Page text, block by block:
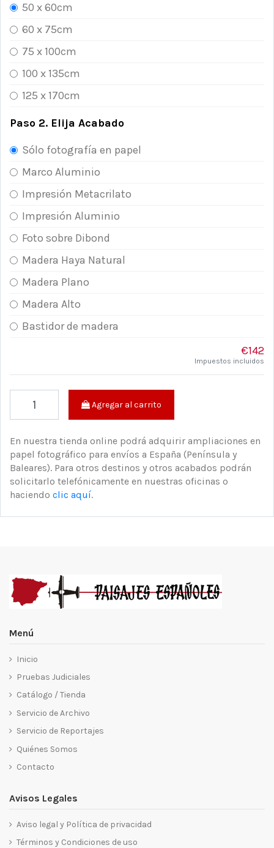
50 x 60cm
60 x 75cm
75 x 100cm
100 x 135cm
125 x 170cm
Paso 2. Elija Acabado
Sólo fotografía en papel
Marco Aluminio
Impresión Metacrilato
Impresión Aluminio
Foto sobre Dibond
Madera Haya Natural
Madera Plano
Madera Alto
Bastidor de madera
€142
Impuestos incluidos
Agregar al carrito
En nuestra tienda online podrá adquirir ampliaciones en
papel fotográfico para envíos a España (Península y
Baleares). Para otros destinos y otros acabados podrán
solicitarlo telefónicamente en nuestras oficinas o
haciendo clic aquí.
Menú
Inicio
Pruebas Judiciales
Catálogo / Tienda
Servicio de Archivo
Servicio de Reportajes
Quiénes Somos
Contacto
Avisos Legales
Aviso legal y Política de privacidad
Términos y Condiciones de uso